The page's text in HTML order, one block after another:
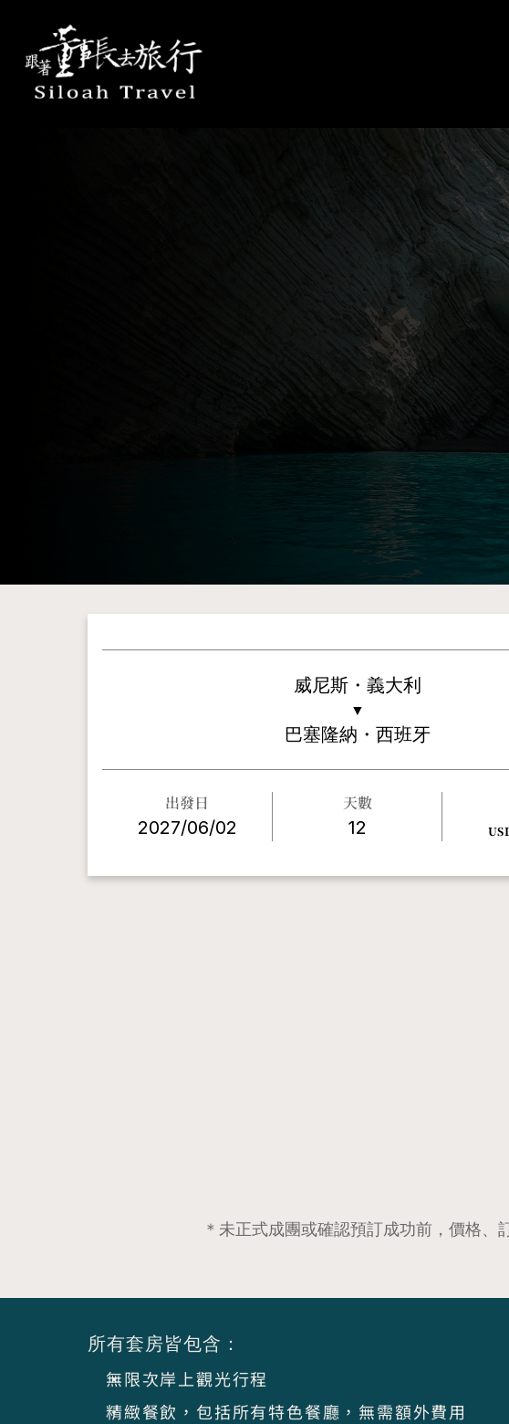
威尼斯・義大利
▼
巴塞隆納・西班牙
出發日
2027/06/02
天數
12
＊未正式成團或確認預訂成功前，價格
所有套房皆包含：
無限次岸上觀光行程
精緻餐飲，包括所有特色餐廳，無需額外費用